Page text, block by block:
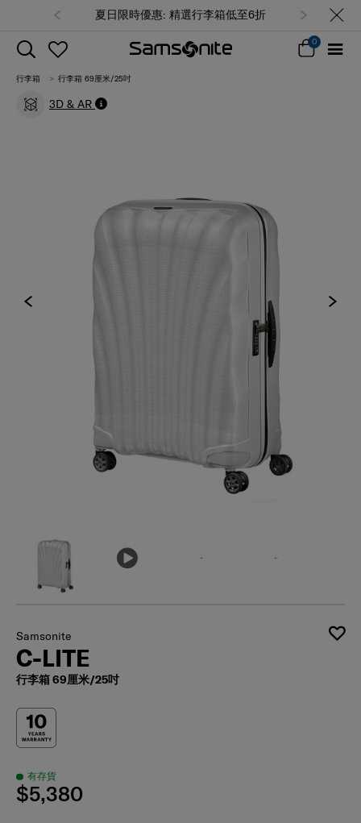
夏日限時優惠: 精選行李箱低至6折
0
行李箱 行李箱 69厘米/25吋
3D & AR
Samsonite
C-LITE
行李箱 69厘米/25吋
有存貨
$5,380